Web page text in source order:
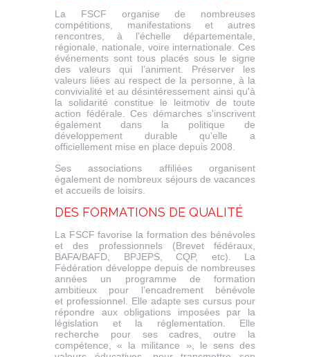
La FSCF organise de nombreuses
compétitions, manifestations et autres
rencontres, à l'échelle départementale,
régionale, nationale, voire internationale. Ces
événements sont tous placés sous le signe
des valeurs qui l’animent. Préserver les
valeurs liées au respect de la personne, à la
convivialité et au désintéressement ainsi qu'à
la solidarité constitue le leitmotiv de toute
action fédérale. Ces démarches s'inscrivent
également dans la politique de
développement durable qu'elle a
officiellement mise en place depuis 2008.
Ses associations affiliées organisent
également de nombreux séjours de vacances
et accueils de loisirs.
DES FORMATIONS DE QUALITÉ
La FSCF favorise la formation des bénévoles
et des professionnels (Brevet fédéraux,
BAFA/BAFD, BPJEPS, CQP, etc). La
Fédération développe depuis de nombreuses
années un programme de formation
ambitieux pour l’encadrement bénévole
et professionnel. Elle adapte ses cursus pour
répondre aux obligations imposées par la
législation et la réglementation. Elle
recherche pour ses cadres, outre la
compétence, « la militance », le sens des